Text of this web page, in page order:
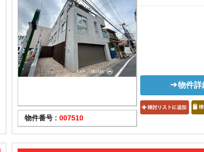
物件番号 : 007510
物件詳